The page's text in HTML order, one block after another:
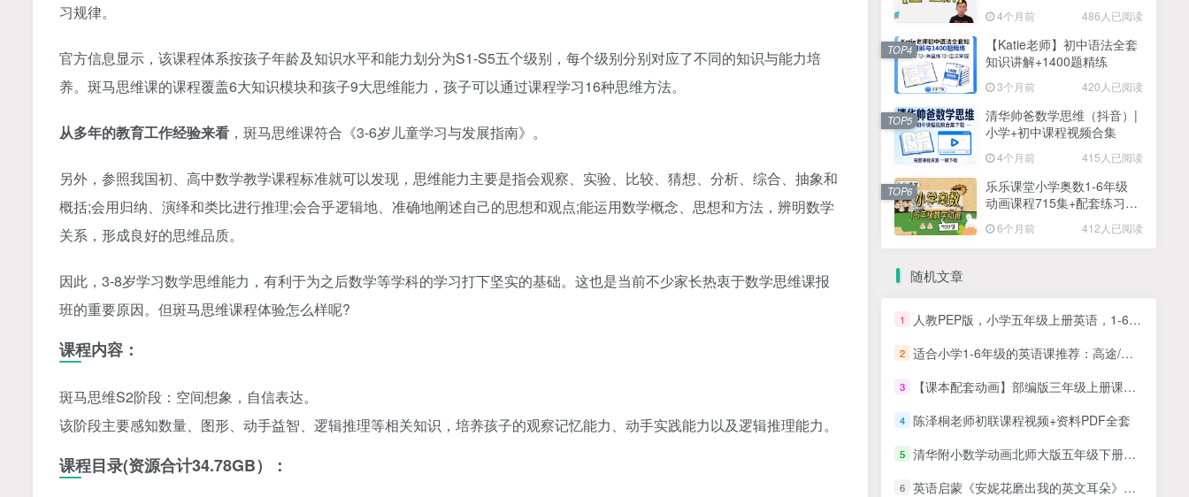
习规律。
官方信息显示，该课程体系按孩子年龄及知识水平和能力划分为S1-S5五个级别，每个级别分别对应了不同的知识与能力培
养。斑马思维课的课程覆盖6大知识模块和孩子9大思维能力，孩子可以通过课程学习16种思维方法。
从多年的教育工作经验来看 ，斑马思维课符合《3-6岁儿童学习与发展指南》。
另外，参照我国初、高中数学教学课程标准就可以发现，思维能力主要是指会观察、实验、比较、猜想、分析、综合、抽象和
概括;会用归纳、演绎和类比进行推理;会合乎逻辑地、准确地阐述自己的思想和观点;能运用数学概念、思想和方法，辨明数学
关系，形成良好的思维品质。
因此，3-8岁学习数学思维能力，有利于为之后数学等学科的学习打下坚实的基础。这也是当前不少家长热衷于数学思维课报
班的重要原因。但斑马思维课程体验怎么样呢?
课程内容：
斑马思维S2阶段：空间想象，自信表达。
该阶段主要感知数量、图形、动手益智、逻辑推理等相关知识，培养孩子的观察记忆能力、动手实践能力以及逻辑推理能力。
课程目录(资源合计34.78GB）：
4个月前 486人已阅读
【Katie老师】初中语法全套
知识讲解+1400题精练
3个月前 420人已阅读
TOP4
清华帅爸数学思维（抖音）|
小学+初中课程视频合集
4个月前 415人已阅读
TOP5
乐乐课堂小学奥数1-6年级
动画课程715集+配套练习册
6个月前 412人已阅读
TOP6
随机文章
1 人教PEP版，小学五年级上册英语，1-6单元课本 单词表+常用语+课文，标准朗读MP3音频文件
2 适合小学1-6年级的英语课推荐：高途/跟谁学Sam老师超级拼读视频课
3 【课本配套动画】部编版三年级上册课本同步动画视频语文课，（35课完结）
4 陈泽桐老师初联课程视频+资料PDF全套
5 清华附小数学动画北师大版五年级下册（26集MP4动画视频完整版）
6 英语启蒙《安妮花磨出我的英文耳朵》英文儿歌全套6册MP3音频+PDF文档歌词